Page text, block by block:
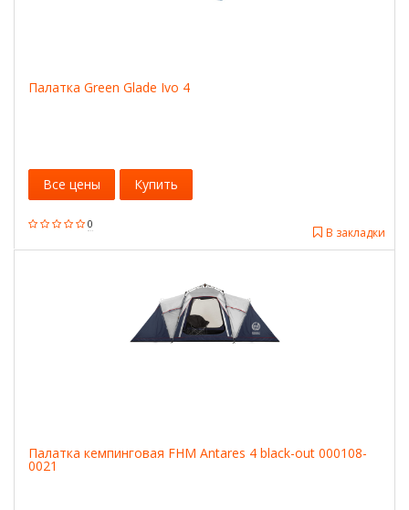
Палатка Green Glade Ivo 4
0
В закладки
Все цены Купить
Палатка кемпинговая FHM Antares 4 black-out 000108-
0021